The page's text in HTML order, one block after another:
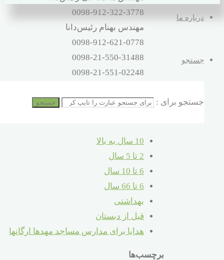
درباره ما
جستجو
جستجو برای : جستجو
0098-912-322-3778
مهندس بهنام رئیس‌دانا
0098-912-621-0778
0098-21-550-31488
0098-21-551-02248
تهران – اتوبان بهشت‌زهرا – صالح‌آباد
10 سال به بالا
2 تا 5 سال
6 تا 10 سال
6 تا 66 سال
بهداشتی
قبل از دبستان
هدایا برای مدارس مساجد مهدها ارگانها
برچسب‌ها